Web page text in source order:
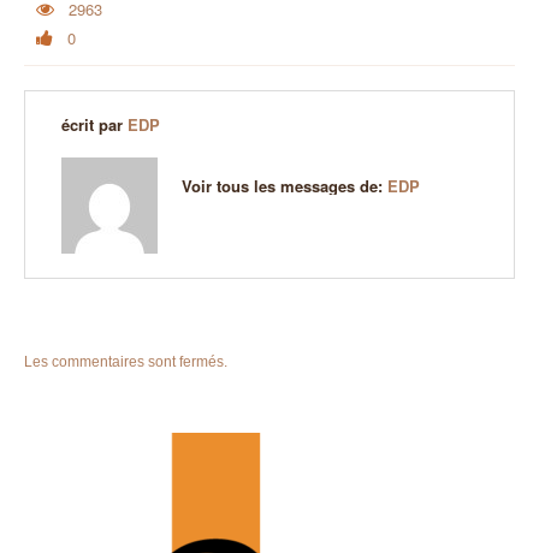
2963
0
écrit par EDP
Voir tous les messages de: EDP
Les commentaires sont fermés.